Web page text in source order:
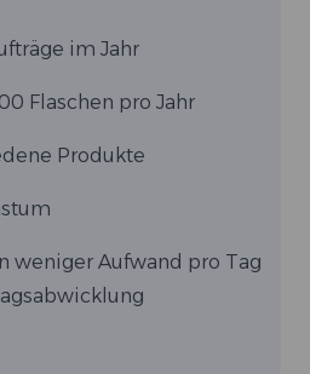
im Jahr
Flaschen pro Jahr
Produkte
weniger Aufwand pro Tag